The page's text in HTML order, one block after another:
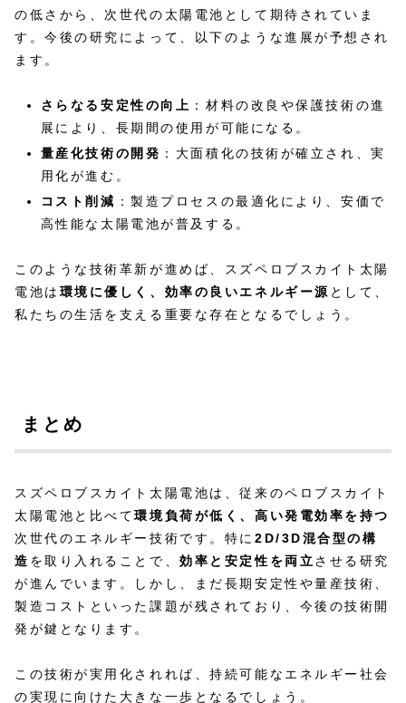
の低さから、次世代の太陽電池として期待されていま
す。今後の研究によって、以下のような進展が予想され
ます。
さらなる安定性の向上 ：材料の改良や保護技術の進
展により、長期間の使用が可能になる。
量産化技術の開発 ：大面積化の技術が確立され、実
用化が進む。
コスト削減 ：製造プロセスの最適化により、安価で
高性能な太陽電池が普及する。
このような技術革新が進めば、スズペロブスカイト太陽
電池は 環境に優しく、効率の良いエネルギー源 として、
私たちの生活を支える重要な存在となるでしょう。
まとめ
スズペロブスカイト太陽電池は、従来のペロブスカイト
太陽電池と比べて環境負荷が低く、高い発電効率を持つ
次世代のエネルギー技術です。特に 2D/3D混合型の構
造 を取り入れることで、効率と安定性を両立させる研究
が進んでいます。しかし、まだ長期安定性や量産技術、
製造コストといった課題が残されており、今後の技術開
発が鍵となります。
この技術が実用化されれば、持続可能なエネルギー社会
の実現に向けた大きな一歩となるでしょう。